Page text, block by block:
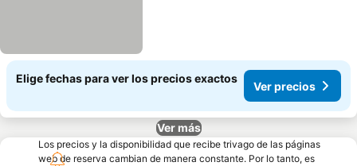
Elige fechas para ver los precios exactos
Ver precios
Ver más
Los precios y la disponibilidad que recibe trivago de las páginas
web de reserva cambian de manera constante. Por lo tanto, es